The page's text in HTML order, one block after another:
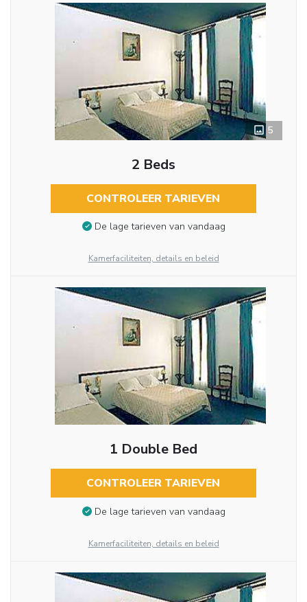
5
2 Beds
CONTROLEER TARIEVEN
De lage tarieven van vandaag
Kamerfaciliteiten, details en beleid
1 Double Bed
CONTROLEER TARIEVEN
De lage tarieven van vandaag
Kamerfaciliteiten, details en beleid